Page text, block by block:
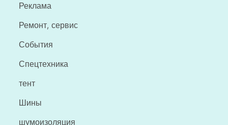
Реклама
Ремонт, сервис
События
Спецтехника
тент
Шины
шумоизоляция